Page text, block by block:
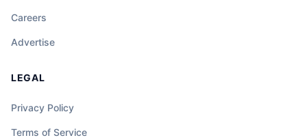
Careers
Advertise
LEGAL
Privacy Policy
Terms of Service